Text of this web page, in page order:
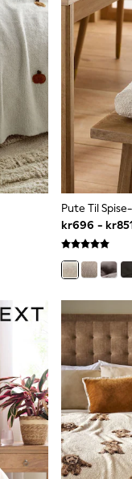
Pute Til
kr696 -